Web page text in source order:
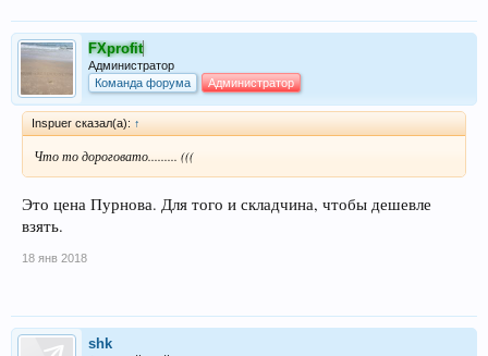
FXprofit
Администратор
Команда форума
Администратор
Inspuer сказал(а): ↑
Что то дороговато......... (((
Это цена Пурнова. Для того и складчина, чтобы дешевле
взять.
18 янв 2018
shk